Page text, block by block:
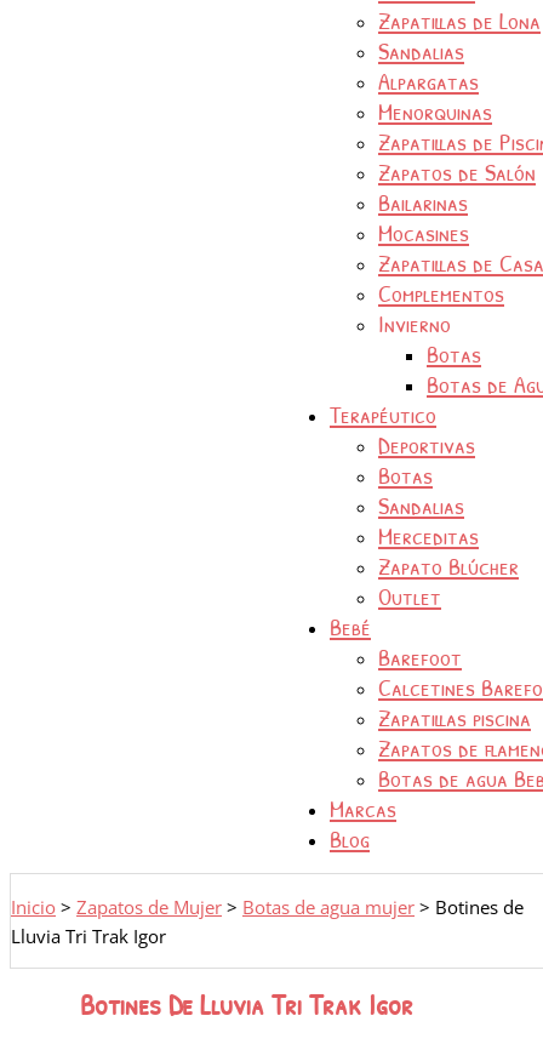
Zapatillas de Lona
Sandalias
Alpargatas
Menorquinas
Zapatillas de
Zapatos de Salón
Bailarinas
Mocasines
Zapatillas de Casa
Complementos
Invierno
Botas
Botas de
Terapéutico
Deportivas
Botas
Sandalias
Merceditas
Zapato Blúcher
Outlet
Bebé
Barefoot
Calcetines
Zapatillas piscina
Zapatos de
Botas de agua
Marcas
Blog
Inicio > Zapatos de Mujer > Botas de agua mujer > Botines de
Lluvia Tri Trak Igor
Botines De Lluvia Tri Trak Igor